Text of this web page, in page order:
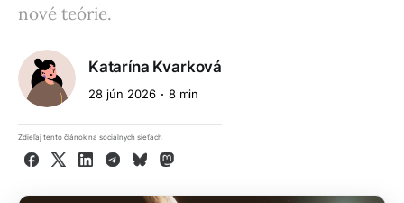
nové teórie.
Katarína Kvarková
28 jún 2026 8 min
Zdieľaj tento článok na sociálnych sieťach
Facebook
X LinkedInTelegram
BlueskyMastodon